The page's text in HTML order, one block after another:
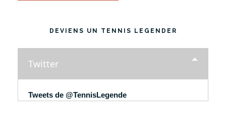
DEVIENS UN TENNIS LEGENDER
Twitter
Tweets de @TennisLegende